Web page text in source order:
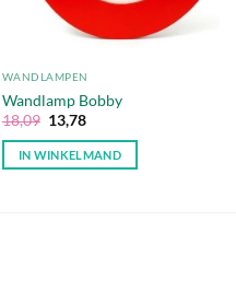
WANDLAMPEN
Wandlamp Bobby
18,09 Oorspronkelijke
prijs
was:
€18,09.
13,78Huidige
is:
€13,78.
IN WINKELMAND